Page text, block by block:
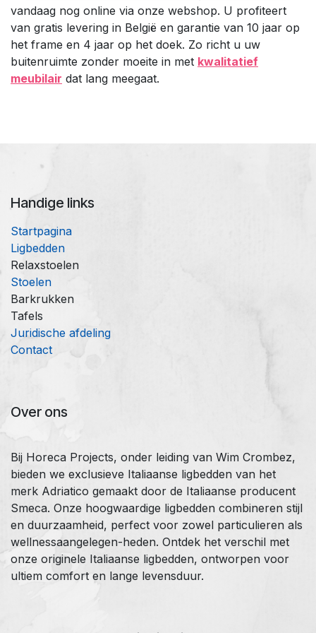
vandaag nog online via onze webshop. U profiteert
van gratis levering in België en garantie van 10 jaar op
het frame en 4 jaar op het doek. Zo richt u uw
buitenruimte zonder moeite in met kwalitatief
meubilair dat lang meegaat.
Handige links
Startpagina
Ligbedden
Relaxstoelen
Stoelen
Barkrukken
Tafels
Juridische afdeling
Contact
Over ons
Bij Horeca Projects, onder leiding van Wim Crombez,
bieden we exclusieve Italiaanse ligbedden van het
merk Adriatico gemaakt door de Italiaanse producent
Smeca. Onze hoogwaardige ligbedden combineren stijl
en duurzaamheid, perfect voor zowel particulieren als
wellnessaangelegen-heden. Ontdek het verschil met
onze originele Italiaanse ligbedden, ontworpen voor
ultiem comfort en lange levensduur.